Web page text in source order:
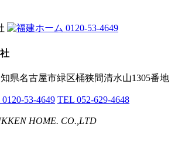
0120-53-4649
知県名古屋市緑区桶狭間清水山1305番地
0120-53-4649 TEL 052-629-4648
HOME. CO.,LTD